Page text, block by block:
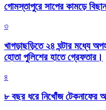
গোমস্তাপুরে সাপের কামড়ে
৩
খাগড়াছড়িতে ২৪ ঘন্টার মধ্যে
হোতা পুলিশের হাতে গ্রেফতার।
৪
৮ বছর ধরে নিখোঁজ টেকনাফের